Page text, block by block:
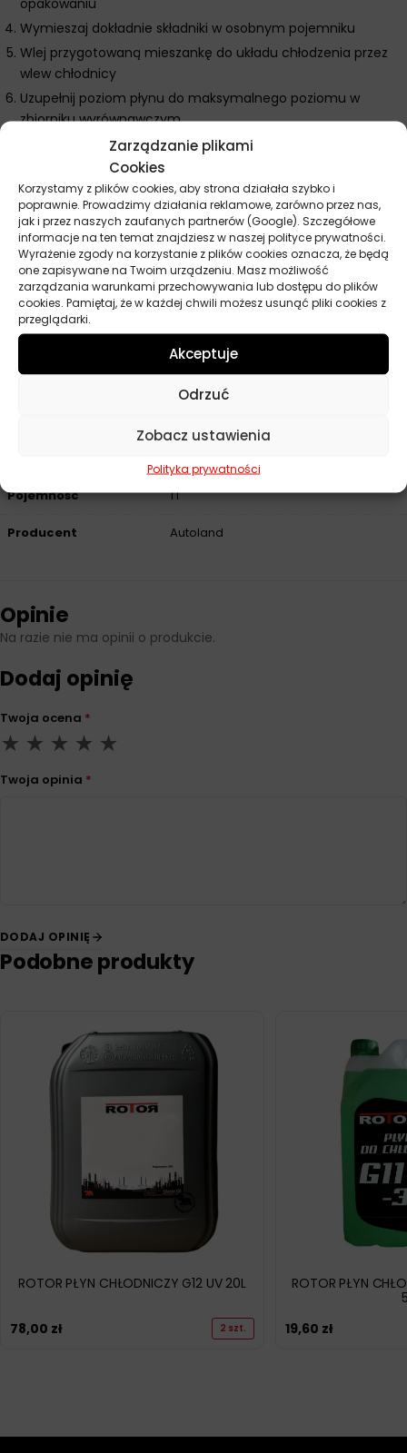
Zarządzanie plikami
Cookies
Korzystamy z plików cookies, aby strona działała szybko i
poprawnie. Prowadzimy działania reklamowe, zarówno przez nas,
jak i przez naszych zaufanych partnerów (Google). Szczegółowe
informacje na ten temat znajdziesz w naszej polityce prywatności.
Wyrażenie zgody na korzystanie z plików cookies oznacza, że będą
one zapisywane na Twoim urządzeniu. Masz możliwość
zarządzania warunkami przechowywania lub dostępu do plików
cookies. Pamiętaj, że w każdej chwili możesz usunąć pliki cookies z
przeglądarki.
Akceptuje
Odrzuć
Zobacz ustawienia
Polityka prywatności
opakowaniu
Wymieszaj dokładnie składniki w osobnym pojemniku
Wlej przygotowaną mieszankę do układu chłodzenia przez
wlew chłodnicy
Uzupełnij poziom płynu do maksymalnego poziomu w
zbiorniku wyrównawczym
Uruchom silnik i sprawdź szczelność układu po osiągnięciu
temperatury roboczej
Dodatkowe wskazówki Autoland Dynagel 2000
koncentrat do chłodnic
Używaj wyłącznie wody destylowanej do rozcieńczania
koncentratu. Nigdy nie mieszaj z innymi typami płynów
chłodniczych bez sprawdzenia zgodności. Wymieniaj płyn
chłodniczy zgodnie z zaleceniami producenta pojazdu.
Sprawdzaj regularnie poziom płynu i uzupełniaj tylko taką samą
mieszanką. Przechowuj koncentrat w szczelnie zamkniętym
opakowaniu, z dala od dzieci.
Parametry techniczne
Pojemność 1 l
Producent Autoland
Opinie
Na razie nie ma opinii o produkcie.
Dodaj opinię
Twoja ocena *
Twoja opinia *
DODAJ OPINIĘ
Podobne produkty
ROTOR PŁYN CHŁODNICZY G12 UV 20L
78,00 zł 2 szt.
ROTOR PŁYN
19,60 zł